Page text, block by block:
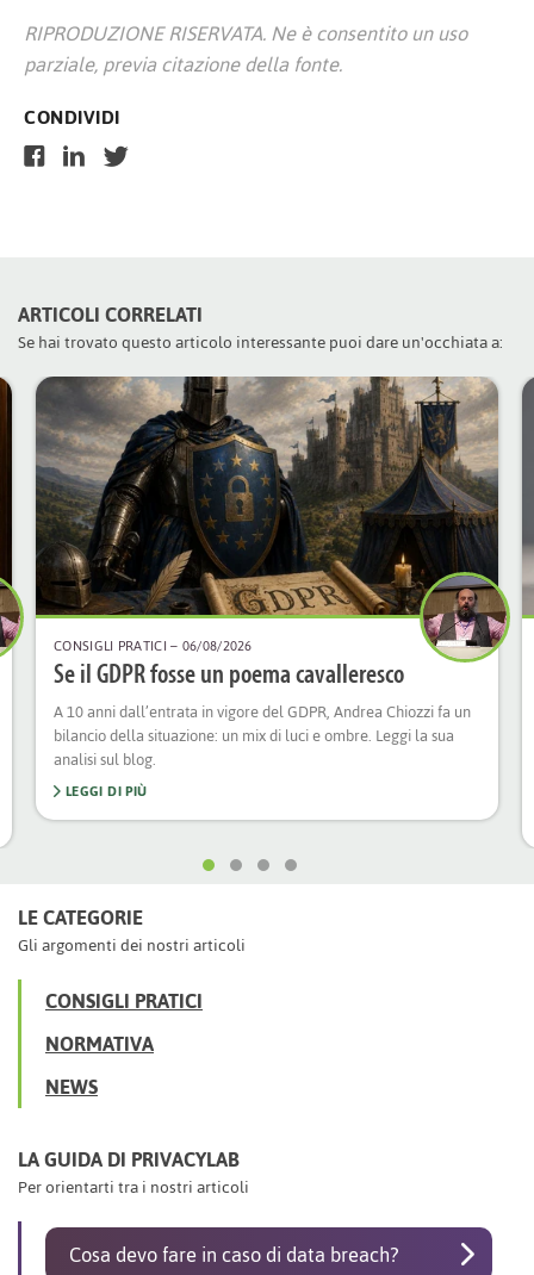
RIPRODUZIONE RISERVATA. Ne è consentito un uso
parziale, previa citazione della fonte.
CONDIVIDI
ARTICOLI CORRELATI
Se hai trovato questo articolo interessante puoi dare un'occhiata a:
CONSIGLI PRATICI– 06/08/2026
Se il GDPR fosse un poema cavalleresco
A 10 anni dall’entrata in vigore del GDPR, Andrea Chiozzi fa un
bilancio della situazione: un mix di luci e ombre. Leggi la sua
analisi sul blog.
LEGGI DI PIÙ
LE CATEGORIE
Gli argomenti dei nostri articoli
CONSIGLI PRATICI
NORMATIVA
NEWS
LA GUIDA DI PRIVACYLAB
Per orientarti tra i nostri articoli
Cosa devo fare in caso di data breach?